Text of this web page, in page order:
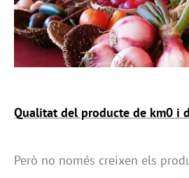
Qualitat del producte de km0 i
Però no només creixen els